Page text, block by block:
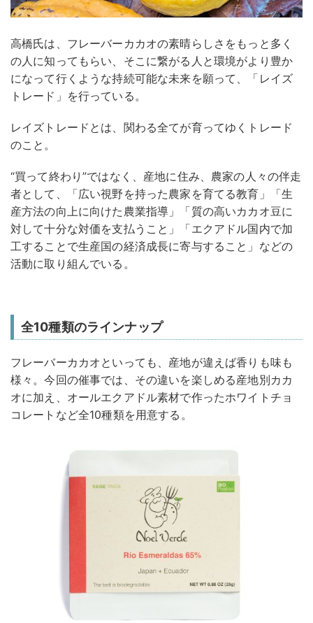
高橋氏は、フレーバーカカオの素晴らしさをもっと多く
の人に知ってもらい、そこに繋がる人と環境がより豊か
になって行くような持続可能な未来を願って、「レイズ
トレード」を行っている。
レイズトレードとは、関わる全てが育ってゆくトレード
のこと。
“買って終わり”ではなく、産地に住み、農家の人々の伴走
者として、「広い視野を持った農家を育てる教育」「生
産方法の向上に向けた農業指導」「質の高いカカオ豆に
対して十分な対価を支払うこと」「エクアドル国内で加
工することで生産国の経済成長に寄与すること」などの
活動に取り組んでいる。
全10種類のラインナップ
フレーバーカカオといっても、産地が違えば香りも味も
様々。今回の催事では、その違いを楽しめる産地別カカ
オに加え、オールエクアドル素材で作ったホワイトチョ
コレートなど全10種類を用意する。